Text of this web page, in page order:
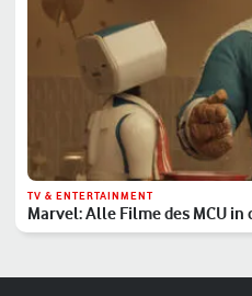
TV & ENTERTAINMENT
Marvel: Alle Filme des MCU
Reihenfolge